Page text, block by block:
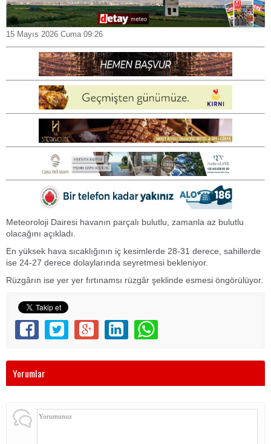
15 Mayıs 2026 Cuma 09:26
Meteoroloji Dairesi havanın parçalı bulutlu, zamanla az bulutlu
olacağını açıkladı.
En yüksek hava sıcaklığının iç kesimlerde 28-31 derece, sahillerde
ise 24-27 derece dolaylarında seyretmesi bekleniyor.
Rüzgârın ise yer yer fırtınamsı rüzgâr şeklinde esmesi öngörülüyor.
Yorumlar